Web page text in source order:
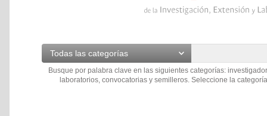
Todas las categorías
Busque por palabra clave en las siguientes categorías:
laboratorios, convocatorias y semilleros. Seleccione la